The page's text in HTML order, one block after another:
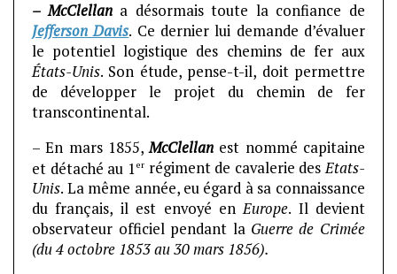
– McClellana désormais toute la confiance de
Jefferson Davis. Ce dernier lui demande d’évaluer
le potentiel logistique des chemins de fer aux
États-Unis. Son étude, pense-t-il, doit permettre
de développer le projet du chemin de fer
transcontinental.
– En mars 1855,McClellan est nommé capitaine
et détaché au 1errégiment de cavalerie desEtats-
Unis. La même année, eu égard à sa connaissance
du français, il est envoyé enEurope. Il devient
observateur officiel pendant la Guerre de Crimée
(du 4 octobre 1853 au 30 mars 1856).